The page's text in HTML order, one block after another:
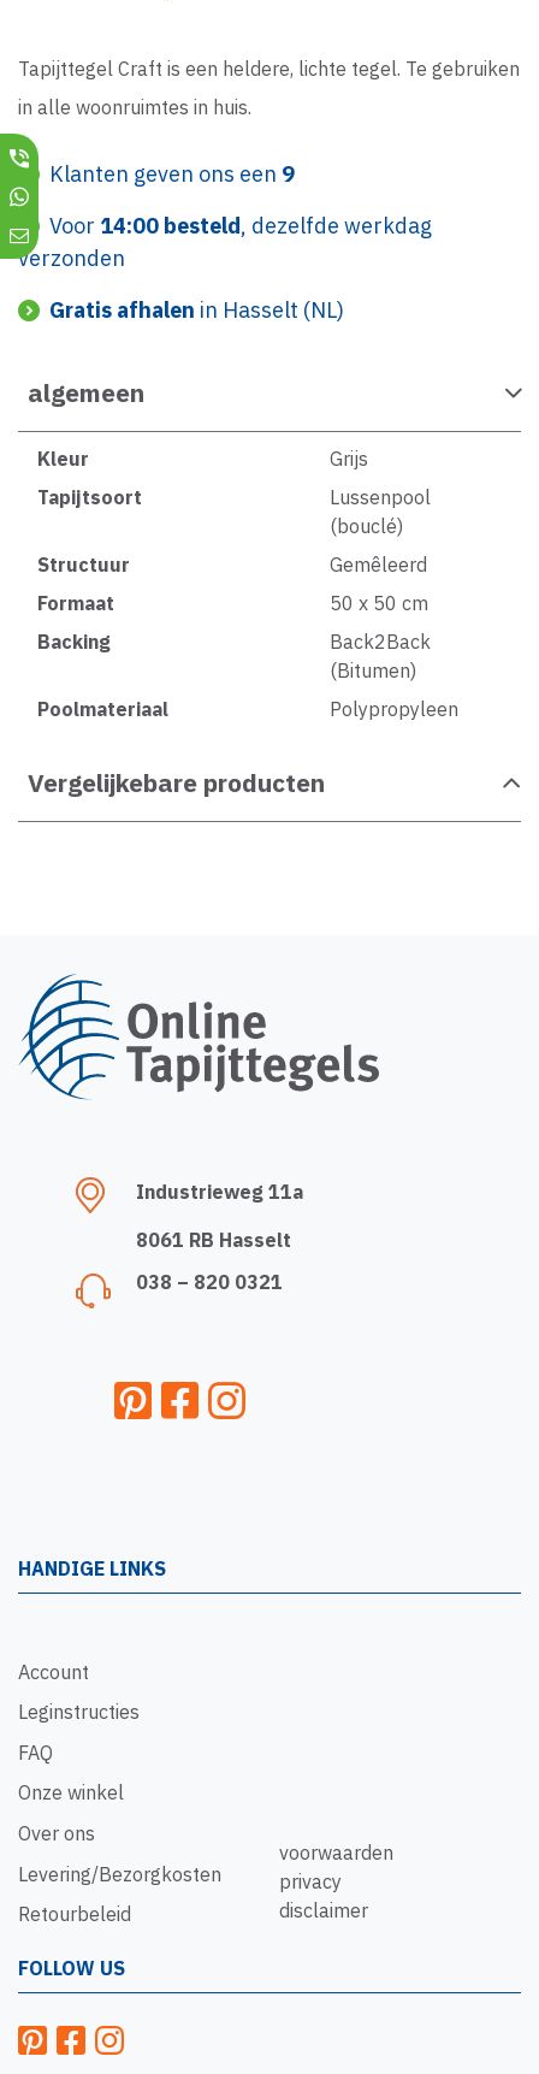
Tapijttegel Craft is een heldere, lichte tegel. Te gebruiken
in alle woonruimtes in huis.
Klanten geven ons een 9
Voor 14:00 besteld, dezelfde werkdag
verzonden
Gratis afhalen in Hasselt (NL)
algemeen
Kleur
Grijs
Tapijtsoort
Lussenpool
(bouclé)
Structuur
Gemêleerd
Formaat
50 x 50 cm
Backing
Back2Back
(Bitumen)
Poolmateriaal
Polypropyleen
Vergelijkebare producten
Industrieweg 11a
8061 RB Hasselt
038 – 820 0321
HANDIGE LINKS
Account
Leginstructies
FAQ
Onze winkel
Over ons
Levering/Bezorgkosten
Retourbeleid
voorwaarden
privacy
disclaimer
FOLLOW US